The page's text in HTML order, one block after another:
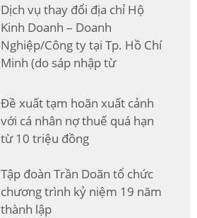
Dịch vụ thay đổi địa chỉ Hộ
Kinh Doanh – Doanh
Nghiệp/Công ty tại Tp. Hồ Chí
Minh (do sáp nhập từ
Đề xuất tạm hoãn xuất cảnh
với cá nhân nợ thuế quá hạn
từ 10 triệu đồng
Tập đoàn Trần Doãn tổ chức
chương trình kỷ niệm 19 năm
thành lập